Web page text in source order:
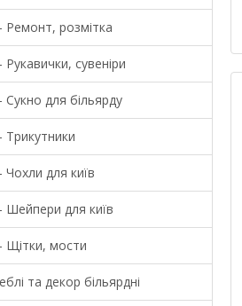
Ремонт, розмітка
Рукавички, сувеніри
Сукно для більярду
Трикутники
Чохли для київ
Шейпери для київ
Щітки, мости
та декор більярдні